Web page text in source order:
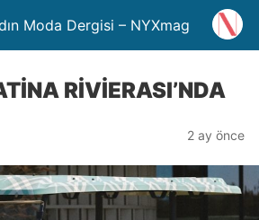
Moda Dergisi – NYXmag
RİVİERASI’NDA
2 ay önce